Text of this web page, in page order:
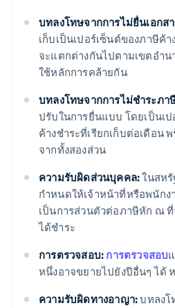
บทลงโทษจากการไม่ยื่นเอกส
เก็บเป็นเปอร์เซ็นต์ของภาษีค้
จะแตกต่างกันไปตามเขตอำ
ใช้หลักการคล้ายกัน
บทลงโทษจากการไม่ชำระภา
ปรับในการยื่นแบบ โดยเป็นเ
ค้างชำระที่เรียกเก็บต่อเดือน
จากทั้งสองส่วน
ความรับผิดส่วนบุคคล:ในสหรั
กำหนดให้เจ้าหน้าที่หรือพนัก
เป็นการส่วนตัวต่อภาษีหัก ณ ที่
ได้ชำระ
การตรวจสอบ: การตรวจสอบ
หนึ่งอาจขยายไปยังปีอื่นๆ ได้
ความรับผิดทางอาญา:บทลงโ